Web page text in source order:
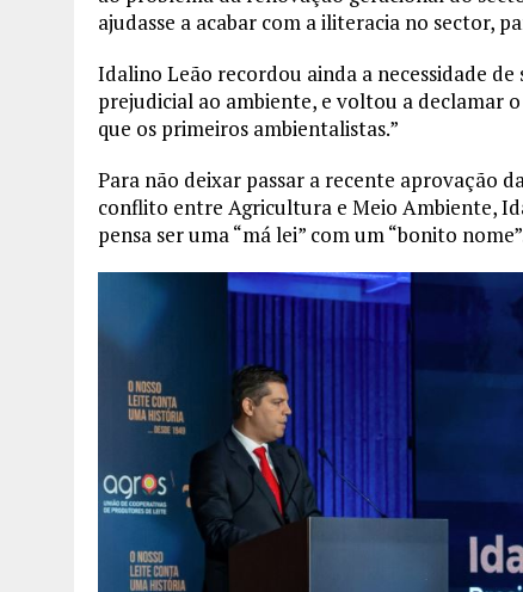
ajudasse a acabar com a iliteracia no sector,
Idalino Leão recordou ainda a necessidade
prejudicial ao ambiente, e voltou a declamar
que os primeiros ambientalistas.”
Para não deixar passar a recente aprovação
conflito entre Agricultura e Meio Ambiente,
pensa ser uma “má lei” com um “bonito